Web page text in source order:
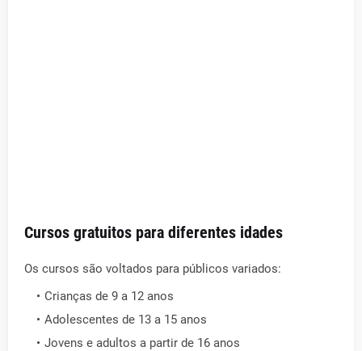
Cursos gratuitos para diferentes idades
Os cursos são voltados para públicos variados:
Crianças de 9 a 12 anos
Adolescentes de 13 a 15 anos
Jovens e adultos a partir de 16 anos